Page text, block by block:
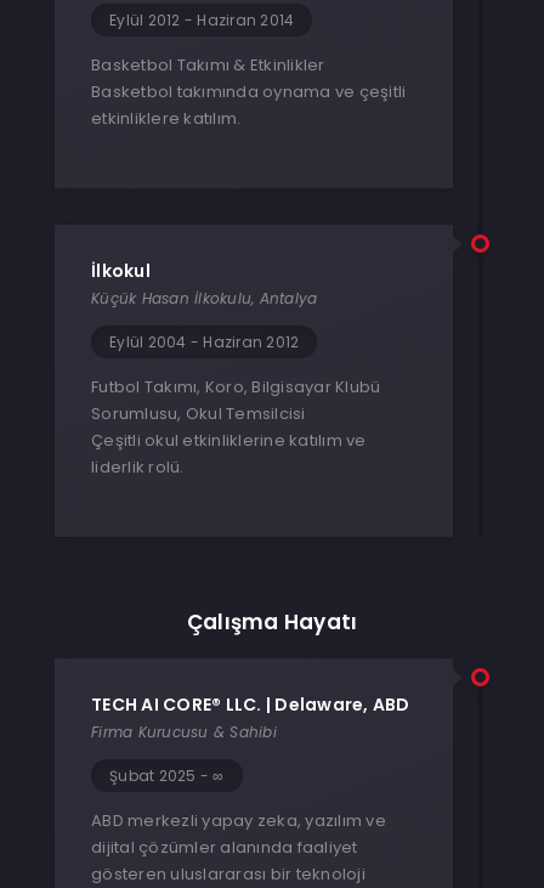
Eylül 2012 - Haziran 2014
Basketbol Takımı & Etkinlikler
Basketbol takımında oynama ve çeşitli
etkinliklere katılım.
İlkokul
Küçük Hasan İlkokulu, Antalya
Eylül 2004 - Haziran 2012
Futbol Takımı, Koro, Bilgisayar Klubü
Sorumlusu, Okul Temsilcisi
Çeşitli okul etkinliklerine katılım ve
liderlik rolü.
Çalışma Hayatı
TECH AI CORE® LLC. | Delaware, ABD
Firma Kurucusu & Sahibi
Şubat 2025 - ∞
ABD merkezli yapay zeka, yazılım ve
dijital çözümler alanında faaliyet
gösteren uluslararası bir teknoloji